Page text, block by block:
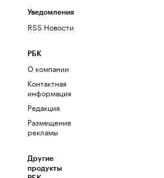
Уведомления
RSS Новости
РБК
О компании
Контактная
информация
Редакция
Размещение
рекламы
Другие
продукты